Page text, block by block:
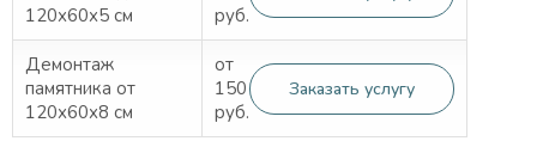
120х60х5 см
руб.
Демонтаж
памятника от
120х60х8 см
от
150
руб.
Заказать услугу